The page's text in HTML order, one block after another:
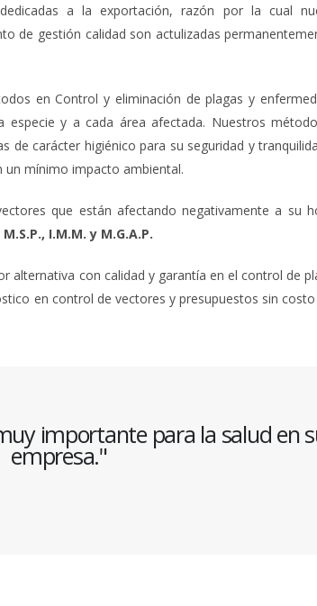
a la exportación, razón por la cual
de gestión calidad son actulizadas
en Control y eliminación de plagas y
y a cada área afectada. Nuestros
de carácter higiénico para su seguridad y
un mínimo impacto ambiental.
que están afectando negativamente a su
I.M.M. y M.G.A.P.
alternativa con calidad y garantía en el control de
en control de vectores y presupuestos sin
importante para la salud en
empresa."